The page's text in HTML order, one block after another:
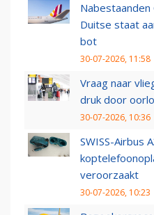
Nabestaanden
Duitse staat
bot
30-07-2026, 11:58
Vraag naar
druk door
30-07-2026, 10:36
SWISS-Airbus
veroorzaakt
30-07-2026, 10:23